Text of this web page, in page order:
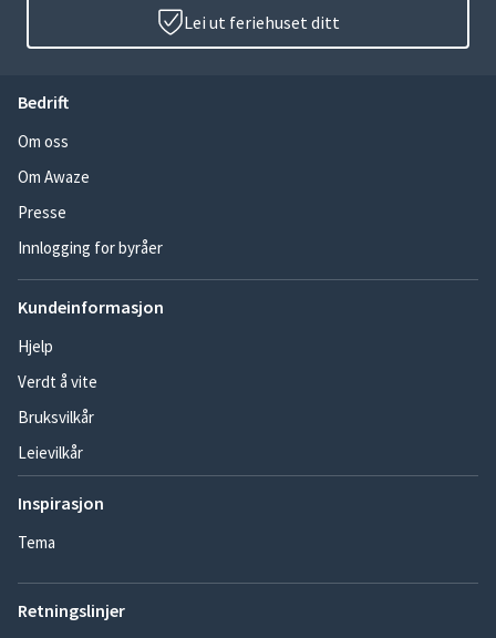
Lei ut feriehuset ditt
Bedrift
Om oss
Om Awaze
Presse
Innlogging for byråer
Kundeinformasjon
Hjelp
Verdt å vite
Bruksvilkår
Leievilkår
Inspirasjon
Tema
Retningslinjer